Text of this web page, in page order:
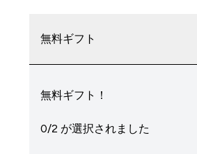
無料ギフト
無料ギフト！
0/2 が選択されました